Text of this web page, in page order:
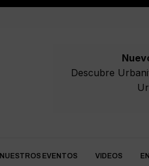
Descubre
NUESTROS EVENTOS VIDEOS